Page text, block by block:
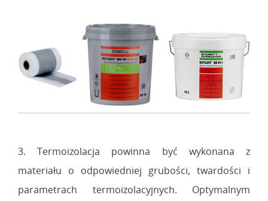
3. Termoizolacja powinna być wykonana z
materiału o odpowiedniej grubości, twardości i
parametrach termoizolacyjnych. Optymalnym